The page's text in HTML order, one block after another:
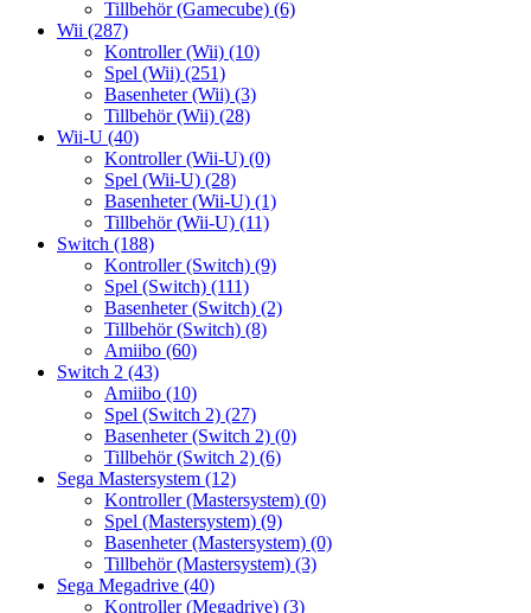
Tillbehör (Gamecube) (6)
Wii (287)
Kontroller (Wii) (10)
Spel (Wii) (251)
Basenheter (Wii) (3)
Tillbehör (Wii) (28)
Wii-U (40)
Kontroller (Wii-U) (0)
Spel (Wii-U) (28)
Basenheter (Wii-U) (1)
Tillbehör (Wii-U) (11)
Switch (188)
Kontroller (Switch) (9)
Spel (Switch) (111)
Basenheter (Switch) (2)
Tillbehör (Switch) (8)
Amiibo (60)
Switch 2 (43)
Amiibo (10)
Spel (Switch 2) (27)
Basenheter (Switch 2) (0)
Tillbehör (Switch 2) (6)
Sega Mastersystem (12)
Kontroller (Mastersystem) (0)
Spel (Mastersystem) (9)
Basenheter (Mastersystem) (0)
Tillbehör (Mastersystem) (3)
Sega Megadrive (40)
Kontroller (Megadrive) (3)